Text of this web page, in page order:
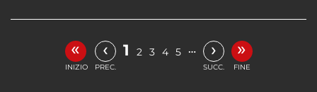
«
INIZIO
‹
PREC.
1 2 3 4 5 … ›
SUCC.
»
FINE